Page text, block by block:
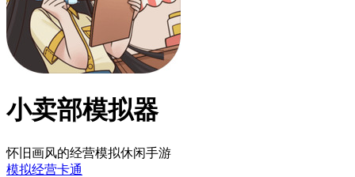
小卖部模拟器
怀旧画风的经营模拟休闲手游
模拟经营卡通